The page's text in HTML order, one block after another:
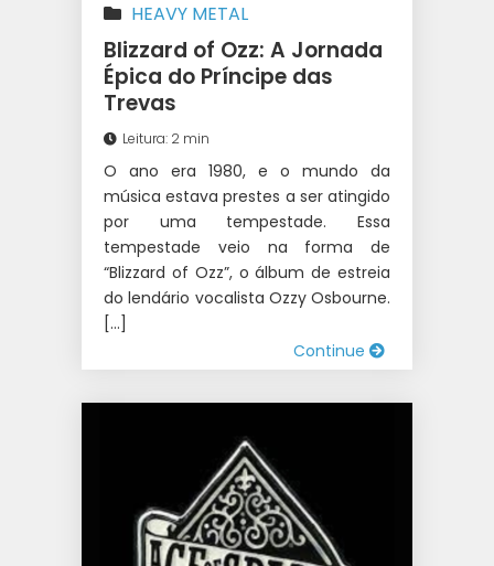
HEAVY METAL
Blizzard of Ozz: A Jornada
Épica do Príncipe das
Trevas
Leitura: 2 min
O ano era 1980, e o mundo da
música estava prestes a ser atingido
por uma tempestade. Essa
tempestade veio na forma de
“Blizzard of Ozz”, o álbum de estreia
do lendário vocalista Ozzy Osbourne.
[…]
Continue